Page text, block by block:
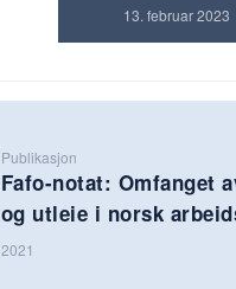
13. februar 2023
Publikasjon
Fafo-notat: Omfanget
og utleie i norsk
2021